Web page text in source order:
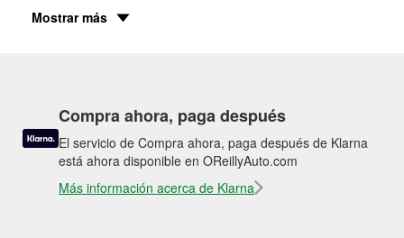
Mostrar más
Compra ahora, paga después
El servicio de Compra ahora, paga después de Klarna
está ahora disponible en OReillyAuto.com
Más información acerca de Klarna